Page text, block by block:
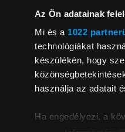
Az Ön adatainak
Mi és a 1022
technológiákat
készülékén, hogy
használja az adatait
Ha engedélyezi, a